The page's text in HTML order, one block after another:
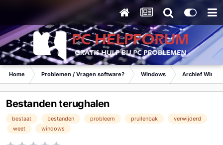
Home Problemen / Vragen software? Windows Archief
Bestanden terughalen
bestaat bestanden probleem prullenbak
verwijderd
weet
windows